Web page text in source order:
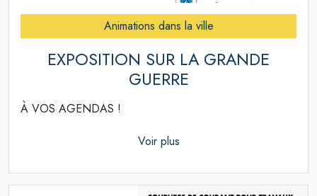
Animations dans la ville
EXPOSITION SUR LA GRANDE
GUERRE
À VOS AGENDAS !
Voir plus